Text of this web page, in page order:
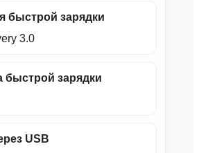
быстрой зарядки
3.0
быстрой зарядки
USB